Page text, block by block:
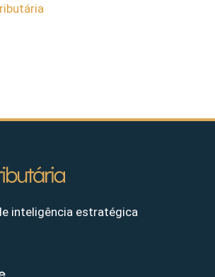
inteligência estratégica